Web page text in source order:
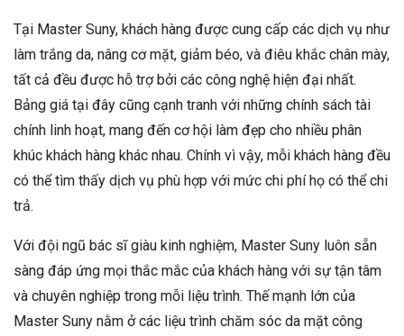
Tại Master Suny, khách hàng được cung cấp các dịch vụ như
làm trắng da, nâng cơ mặt, giảm béo, và điêu khắc chân mày,
tất cả đều được hỗ trợ bởi các công nghệ hiện đại nhất.
Bảng giá tại đây cũng cạnh tranh với những chính sách tài
chính linh hoạt, mang đến cơ hội làm đẹp cho nhiều phân
khúc khách hàng khác nhau. Chính vì vậy, mỗi khách hàng đều
có thể tìm thấy dịch vụ phù hợp với mức chi phí họ có thể chi
trả.
Với đội ngũ bác sĩ giàu kinh nghiệm, Master Suny luôn sẵn
sàng đáp ứng mọi thắc mắc của khách hàng với sự tận tâm
và chuyên nghiệp trong mỗi liệu trình. Thế mạnh lớn của
Master Suny nằm ở các liệu trình chăm sóc da mặt công